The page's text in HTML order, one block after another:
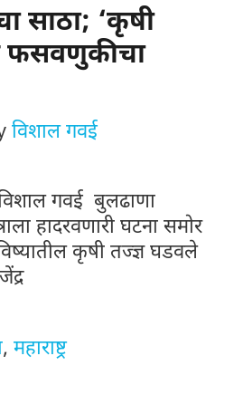
साठा; ‘कृषी
फसवणुकीचा
विशाल गवई
गवई बुलढाणा
हादरवणारी घटना समोर
कृषी तज्ज्ञ घडवले
,महाराष्ट्र